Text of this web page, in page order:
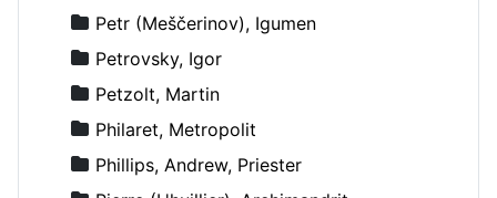
Petr (Meščerinov), Igumen
Petrovsky, Igor
Petzolt, Martin
Philaret, Metropolit
Phillips, Andrew, Priester